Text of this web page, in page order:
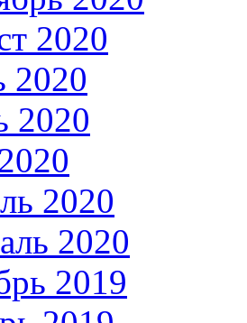
2020
2020
2020
2020
2020
2019